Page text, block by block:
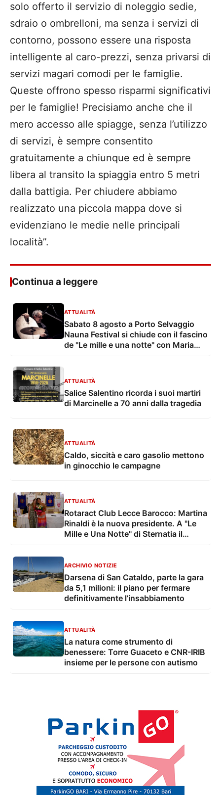
solo offerto il servizio di noleggio sedie,
sdraio o ombrelloni, ma senza i servizi di
contorno, possono essere una risposta
intelligente al caro-prezzi, senza privarsi di
servizi magari comodi per le famiglie.
Queste offrono spesso risparmi significativi
per le famiglie! Precisiamo anche che il
mero accesso alle spiagge, senza l’utilizzo
di servizi, è sempre consentito
gratuitamente a chiunque ed è sempre
libera al transito la spiaggia entro 5 metri
dalla battigia. Per chiudere abbiamo
realizzato una piccola mappa dove si
evidenziano le medie nelle principali
località”.
Continua a leggere
ATTUALITÀ
Sabato 8 agosto a Porto Selvaggio
Nauna Festival si chiude con il fascino
de "Le mille e una notte" con Maria
ATTUALITÀ
Salice Salentino ricorda i suoi martiri
di Marcinelle a 70 anni dalla tragedia
ATTUALITÀ
Caldo, siccità e caro gasolio mettono
in ginocchio le campagne
ATTUALITÀ
Rotaract Club Lecce Barocco: Martina
Rinaldi è la nuova presidente. A "Le
Mille e Una Notte" di Sternatia il
ARCHIVIO NOTIZIE
Darsena di San Cataldo, parte la gara
da 5,1 milioni: il piano per fermare
definitivamente l’insabbiamento
ATTUALITÀ
La natura come strumento di
benessere: Torre Guaceto e CNR-IRIB
insieme per le persone con autismo